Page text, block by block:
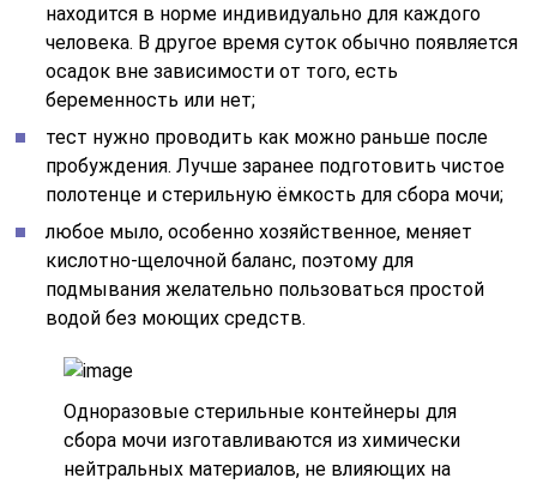
находится в норме индивидуально для каждого
человека. В другое время суток обычно появляется
осадок вне зависимости от того, есть
беременность или нет;
тест нужно проводить как можно раньше после
пробуждения. Лучше заранее подготовить чистое
полотенце и стерильную ёмкость для сбора мочи;
любое мыло, особенно хозяйственное, меняет
кислотно-щелочной баланс, поэтому для
подмывания желательно пользоваться простой
водой без моющих средств.
Одноразовые стерильные контейнеры для
сбора мочи изготавливаются из химически
нейтральных материалов, не влияющих на